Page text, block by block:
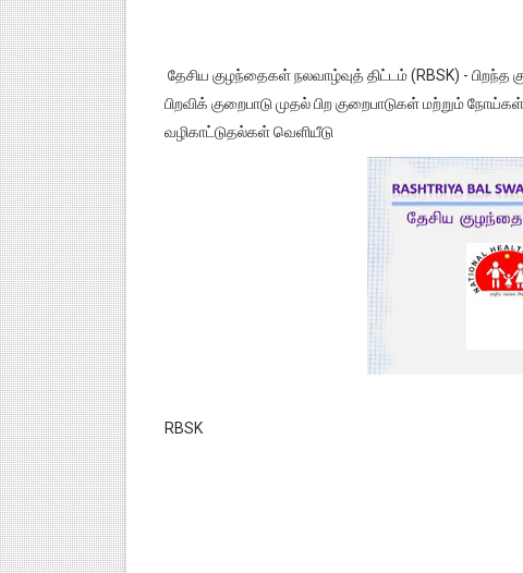
தேசிய குழந்தைகள் நலவாழ்வுத் திட்டம் (RBSK) - பிறந்த
பிறவிக் குறைபாடு முதல் பிற குறைபாடுகள் மற்றும்
வழிகாட்டுதல்கள் வெளியீடு
RBSK